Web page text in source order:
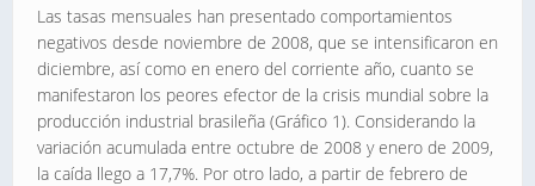
Las tasas mensuales han presentado comportamientos
negativos desde noviembre de 2008, que se intensificaron en
diciembre, así como en enero del corriente año, cuanto se
manifestaron los peores efector de la crisis mundial sobre la
producción industrial brasileña (Gráfico 1). Considerando la
variación acumulada entre octubre de 2008 y enero de 2009,
la caída llego a 17,7%. Por otro lado, a partir de febrero de